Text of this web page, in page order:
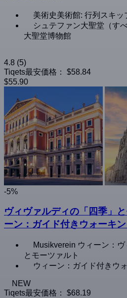
美術史美術館: 行列スキッ
シュテファン大聖堂（す
大聖堂博物館
4.8 (5)
Tiqets最安価格：
$58.84
$55.90
-5%
ヴィヴァルディの「四季」
ーン：ガイド付きウォーキ
Musikverein ウィーン：ヴ
とモーツァルト
ウィーン：ガイド付きウ
NEW
Tiqets最安価格：
$68.19